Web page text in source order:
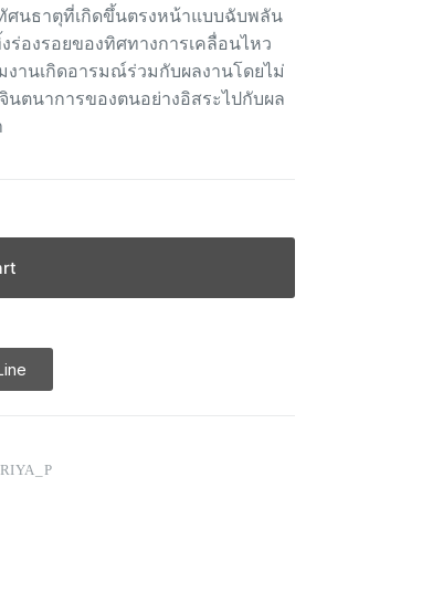
ศนธาตุที่เกิดขึ้นตรงหน้าแบบฉับพลัน
ร่องรอยของทิศทางการเคลื่อนไหว
านเกิดอารมณ์ร่วมกับผลงานโดยไม่
นตนาการของตนอย่างอิสระไปกับผล